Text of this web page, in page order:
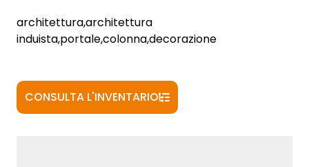
architettura,architettura
induista,portale,colonna,decorazione
CONSULTA L'INVENTARIO